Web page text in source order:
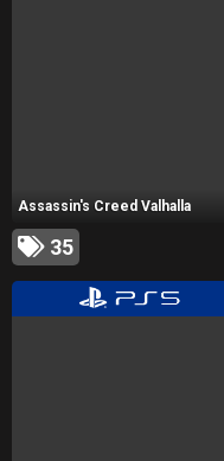
Assassin's Creed Valhalla
35